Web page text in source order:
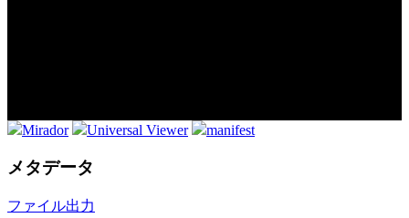
Mirador Universal Viewer manifest
メタデータ
ファイル出力